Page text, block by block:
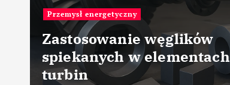
Przemysł energetyczny
Zastosowanie węglików
spiekanych w elementach
turbin